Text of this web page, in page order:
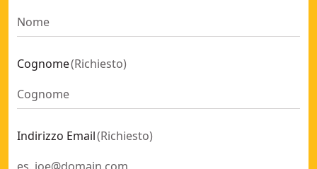
Cognome(Richiesto)
Indirizzo Email(Richiesto)